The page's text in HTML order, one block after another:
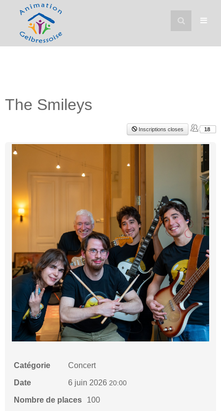
The Smileys
Inscriptions closes 18
Catégorie Concert
Date 6 juin 202620:00
Nombre de places 100